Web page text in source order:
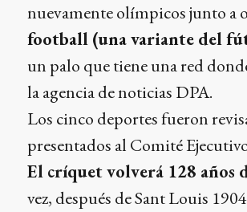
nuevamente olímpicos junto a
football (una variante del
un palo que tiene una red
la agencia de noticias DPA.
Los cinco deportes fueron
presentados al Comité
El críquet volverá 128 años
vez, después de Sant Louis